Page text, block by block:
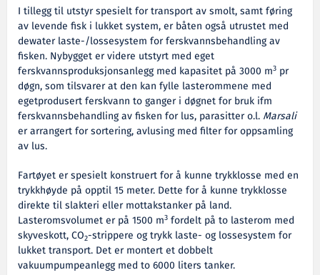
I tillegg til utstyr spesielt for transport av smolt, samt føring
av levende fisk i lukket system, er båten også utrustet med
dewater laste-/lossesystem for ferskvannsbehandling av
fisken. Nybygget er videre utstyrt med eget
ferskvannsproduksjonsanlegg med kapasitet på 3000 m3 pr
døgn, som tilsvarer at den kan fylle lasterommene med
egetprodusert ferskvann to ganger i døgnet for bruk ifm
ferskvannsbehandling av fisken for lus, parasitter o.l. Marsali
er arrangert for sortering, avlusing med filter for oppsamling
av lus.
Fartøyet er spesielt konstruert for å kunne trykklosse med en
trykkhøyde på opptil 15 meter. Dette for å kunne trykklosse
direkte til slakteri eller mottakstanker på land.
Lasteromsvolumet er på 1500 m3 fordelt på to lasterom med
skyveskott, CO2-strippere og trykk laste- og lossesystem for
lukket transport. Det er montert et dobbelt
vakuumpumpeanlegg med to 6000 liters tanker.